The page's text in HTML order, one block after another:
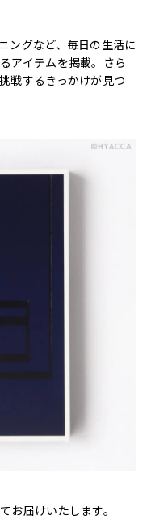
ングなど、毎日の生活に
アイテムを掲載。さら
戦するきっかけが見つ
お届けいたします。